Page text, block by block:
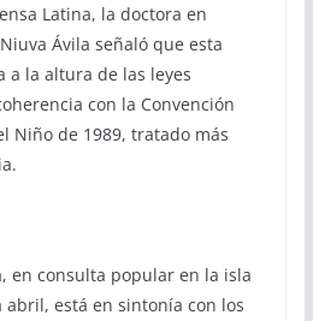
Latina, la doctora en
Ávila señaló que esta
a la altura de las leyes
con la Convención
Niño de 1989, tratado más
en consulta popular en la isla
está en sintonía con los